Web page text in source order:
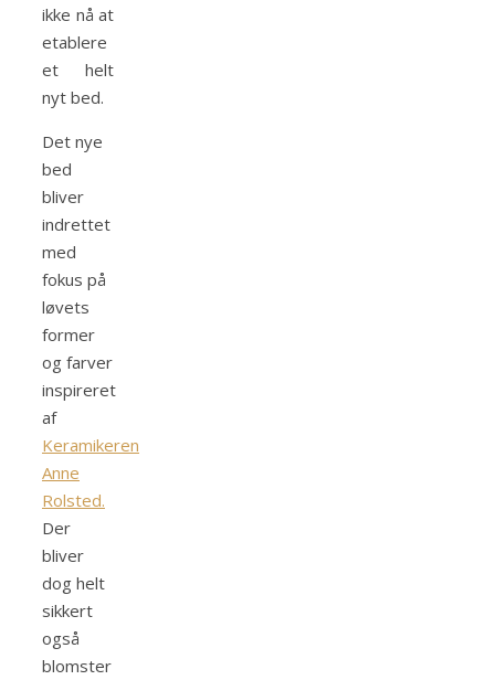
ikke nå at
etablere
et helt
nyt bed.
Det nye
bed
bliver
indrettet
med
fokus på
løvets
former
og farver
inspireret
af
Keramikeren
Anne
Rolsted.
Der
bliver
dog helt
sikkert
også
blomster